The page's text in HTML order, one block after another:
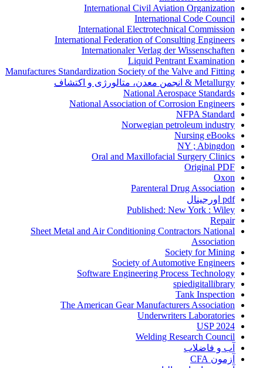
International Civil Aviation Organization
International Code Council
International Electrotechnical Commission
International Federation of Consulting Engineers
Internationaler Verlag der Wissenschaften
Liquid Pentrant Examination
Manufactures Standardization Society of the Valve and Fitting
Metallurgy & انجمن معدن، متالورژی و اکتشاف
National Aerospace Standards
National Association of Corrosion Engineers
NFPA Standard
Norwegian petroleum industry
Nursing eBooks
NY ; Abingdon
Oral and Maxillofacial Surgery Clinics
Original PDF
Oxon
Parenteral Drug Association
pdf اورجینال
Published: New York : Wiley
Repair
Sheet Metal and Air Conditioning Contractors National
Association
Society for Mining
Society of Automotive Engineers
Software Engineering Process Technology
spiedigitallibrary
Tank Inspection
The American Gear Manufacturers Association
Underwriters Laboratories
USP 2024
Welding Research Council
آب و فاضلاب
آزمون CFA